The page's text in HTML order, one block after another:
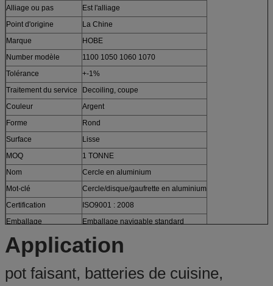
Alliage ou pas
Est l'alliage
Point d'origine
La Chine
Marque
HOBE
Number modèle
1100 1050 1060 1070
Tolérance
+-1%
Traitement du service
Decoiling, coupe
Couleur
Argent
Forme
Rond
Surface
Lisse
MOQ
1 TONNE
Nom
Cercle en aluminium
Mot-clé
Cercle/disque/gaufrette en aluminium
Certification
ISO9001 : 2008
Emballage
Emballage navigable standard
Application
pot faisant, batteries de cuisine,